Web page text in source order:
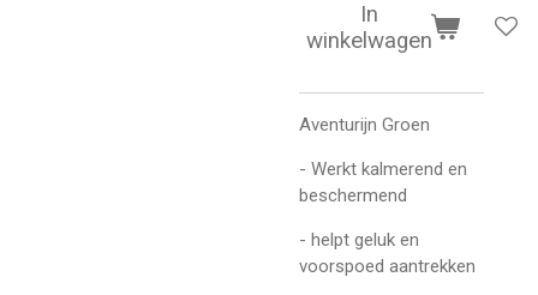
In
winkelwagen
Aventurijn Groen
- Werkt kalmerend en
beschermend
- helpt geluk en
voorspoed aantrekken